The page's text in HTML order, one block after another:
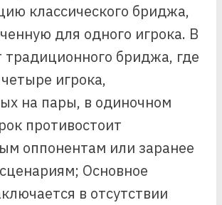
классического бриджа,
для одного игрока. В
традиционного бриджа, где
игрока,
на пары, в одиночном
противостоит
оппонентам или заранее
Основное
в отсутствии